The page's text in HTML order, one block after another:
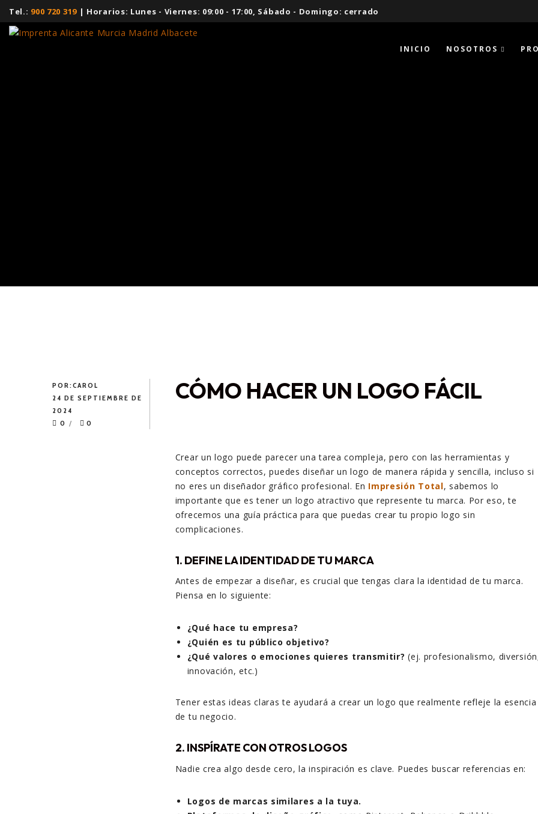
Tel.: 900 720 319| Horarios: Lunes - Viernes: 09:00 - 17:00, Sábado - Domingo: cerrado
INICIO NOSOTROS
POR:CAROL
24 DE SEPTIEMBRE DE
2024
0
0
CÓMO HACER UN LOGO FÁCIL
Crear un logo puede parecer una tarea compleja, pero con las herramientas y
conceptos correctos, puedes diseñar un logo de manera rápida y sencilla, incluso si
no eres un diseñador gráfico profesional. En Impresión Total, sabemos lo
importante que es tener un logo atractivo que represente tu marca. Por eso, te
ofrecemos una guía práctica para que puedas crear tu propio logo sin
complicaciones.
1. DEFINE LA IDENTIDAD DE TU MARCA
Antes de empezar a diseñar, es crucial que tengas clara la identidad de tu marca.
Piensa en lo siguiente:
¿Qué hace tu empresa?
¿Quién es tu público objetivo?
¿Qué valores o emociones quieres transmitir? (ej. profesionalismo,
innovación, etc.)
Tener estas ideas claras te ayudará a crear un logo que realmente refleje la esencia
de tu negocio.
2. INSPÍRATE CON OTROS LOGOS
Nadie crea algo desde cero, la inspiración es clave. Puedes buscar referencias en:
Logos de marcas similares a la tuya.